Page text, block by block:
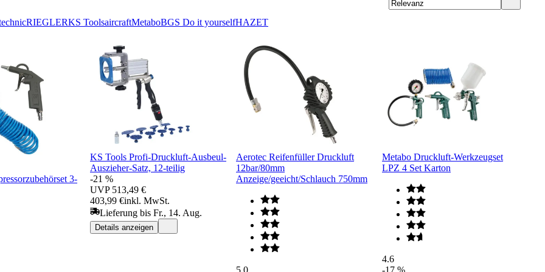
RIEGLERKS ToolsaircraftMetaboBGS Do it yourselfHAZET
3-
KS Tools Profi-Druckluft-Ausbeul-
Auszieher-Satz, 12-teilig
-21 %
UVP 513,49 €
403,99 €inkl. MwSt.
Lieferung bis Fr., 14. Aug.
Details anzeigen
Aerotec Reifenfüller Druckluft
12bar/80mm
Anzeige/geeicht/Schlauch 750mm
5.0
Metabo Druckluft-Werkzeugset
LPZ 4 Set Karton
4.6
-17 %